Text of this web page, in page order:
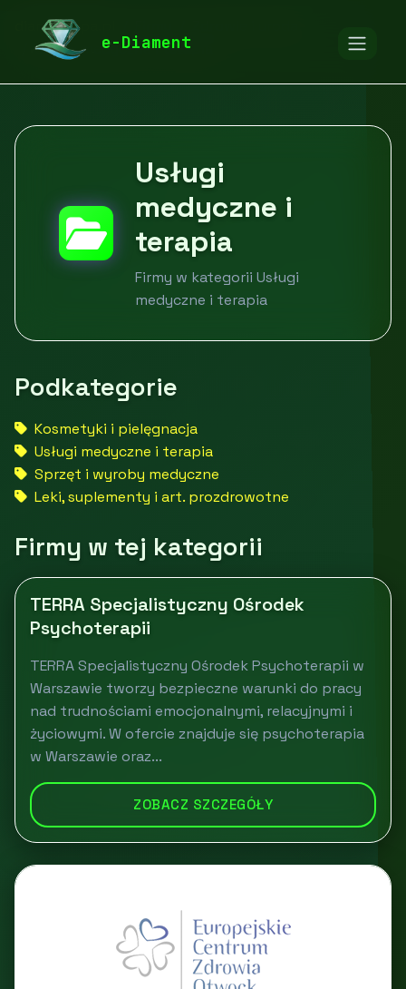
e-Diament
diamentspa.pl
Usługi medyczne i terapia
Usługi
medyczne i
terapia
Firmy w kategorii Usługi
medyczne i terapia
Podkategorie
Kosmetyki i pielęgnacja
Usługi medyczne i terapia
Sprzęt i wyroby medyczne
Leki, suplementy i art. prozdrowotne
Firmy w tej kategorii
TERRA Specjalistyczny Ośrodek
Psychoterapii
TERRA Specjalistyczny Ośrodek Psychoterapii w
Warszawie tworzy bezpieczne warunki do pracy
nad trudnościami emocjonalnymi, relacyjnymi i
życiowymi. W ofercie znajduje się psychoterapia
w Warszawie oraz...
ZOBACZ SZCZEGÓŁY